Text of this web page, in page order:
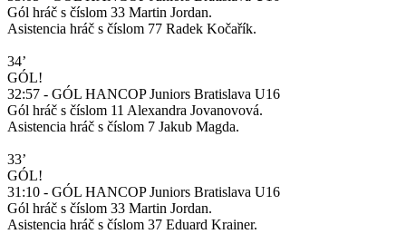
Gól hráč s číslom 33 Martin Jordan.
Asistencia hráč s číslom 77 Radek Kočařík.
34’
GÓL!
32:57 - GÓL HANCOP Juniors Bratislava U16
Gól hráč s číslom 11 Alexandra Jovanovová.
Asistencia hráč s číslom 7 Jakub Magda.
33’
GÓL!
31:10 - GÓL HANCOP Juniors Bratislava U16
Gól hráč s číslom 33 Martin Jordan.
Asistencia hráč s číslom 37 Eduard Krainer.